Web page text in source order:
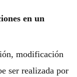
en un
modificación
ser realizada por